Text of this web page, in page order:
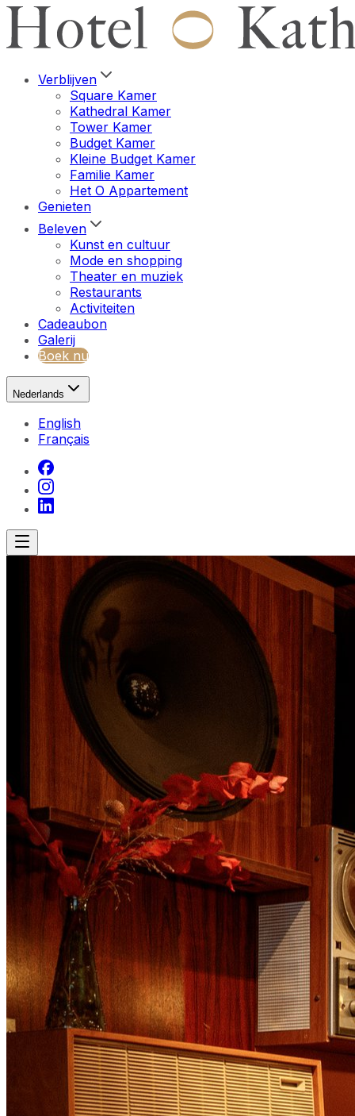
Verblijven
Square Kamer
Kathedral Kamer
Tower Kamer
Budget Kamer
Kleine Budget Kamer
Familie Kamer
Het O Appartement
Genieten
Beleven
Kunst en cultuur
Mode en shopping
Theater en muziek
Restaurants
Activiteiten
Cadeaubon
Galerij
Boek nu
Nederlands
English
Français